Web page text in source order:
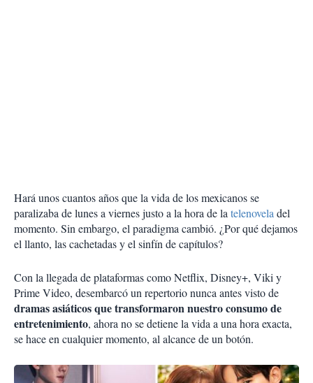
Hará unos cuantos años que la vida de los mexicanos se
paralizaba de lunes a viernes justo a la hora de latelenoveladel
momento. Sin embargo, el paradigma cambió. ¿Por qué dejamos
el llanto, las cachetadas y el sinfín de capítulos?
Con la llegada de plataformas como Netflix, Disney+, Viki y
Prime Video, desembarcó un repertorio nunca antes visto de
dramas asiáticos que transformaron nuestro consumo de
entretenimiento, ahora no se detiene la vida a una hora exacta,
se hace en cualquier momento, al alcance de un botón.